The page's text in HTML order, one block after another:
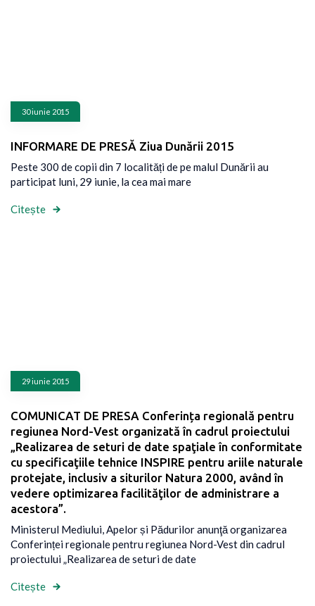
30 iunie 2015
INFORMARE DE PRESĂ Ziua Dunării 2015
Peste 300 de copii din 7 localități de pe malul Dunării au
participat luni, 29 iunie, la cea mai mare
Citește
29 iunie 2015
COMUNICAT DE PRESA Conferința regională pentru
regiunea Nord-Vest organizată în cadrul proiectului
„Realizarea de seturi de date spaţiale în conformitate
cu specificaţiile tehnice INSPIRE pentru ariile naturale
protejate, inclusiv a siturilor Natura 2000, având în
vedere optimizarea facilităţilor de administrare a
acestora”.
Ministerul Mediului, Apelor și Pădurilor anunţă organizarea
Conferinței regionale pentru regiunea Nord-Vest din cadrul
proiectului „Realizarea de seturi de date
Citește